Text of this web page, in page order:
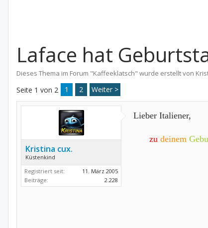
Laface hat
Dieses Thema im Forum "Kaffeeklatsch" wurde erstellt von
Seite 1 von 2 1 2 Weiter >
Kristina cux.
Küstenkind
Registriert seit:
11. März 2005
Beiträge:
2.228
Lieber Italiener,
zu deinem